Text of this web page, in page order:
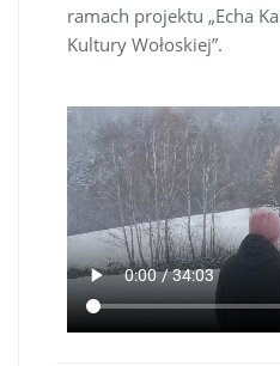
ramach projektu „Echa
Kultury Wołoskiej”.